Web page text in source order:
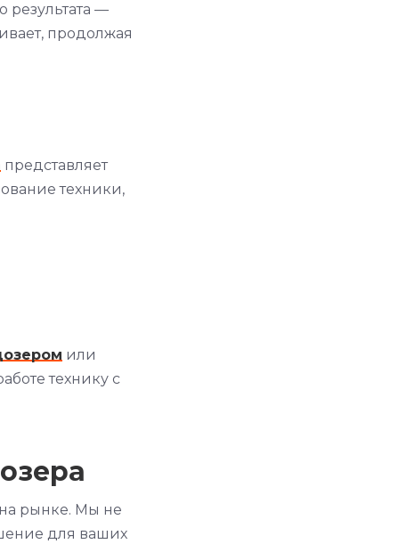
—
продолжая
представляет
техники,
или
технику с
рынке. Мы не
для ваших